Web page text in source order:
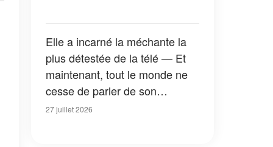
Elle a incarné la méchante la
plus détestée de la télé — Et
maintenant, tout le monde ne
cesse de parler de son
apparition dans la nouvelle
27 juillet 2026